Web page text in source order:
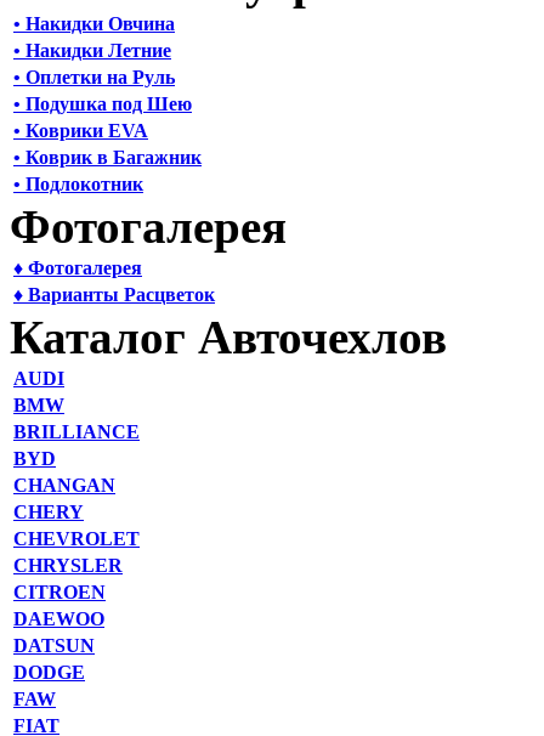
• Накидки Овчина
• Накидки Летние
• Оплетки на Руль
• Подушка под Шею
• Коврики EVA
• Коврик в Багажник
• Подлокотник
Фотогалерея
♦ Фотогалерея
♦ Варианты Расцветок
Каталог Авточехлов
AUDI
BMW
BRILLIANCE
BYD
CHANGAN
CHERY
CHEVROLET
CHRYSLER
CITROEN
DAEWOO
DATSUN
DODGE
FAW
FIAT